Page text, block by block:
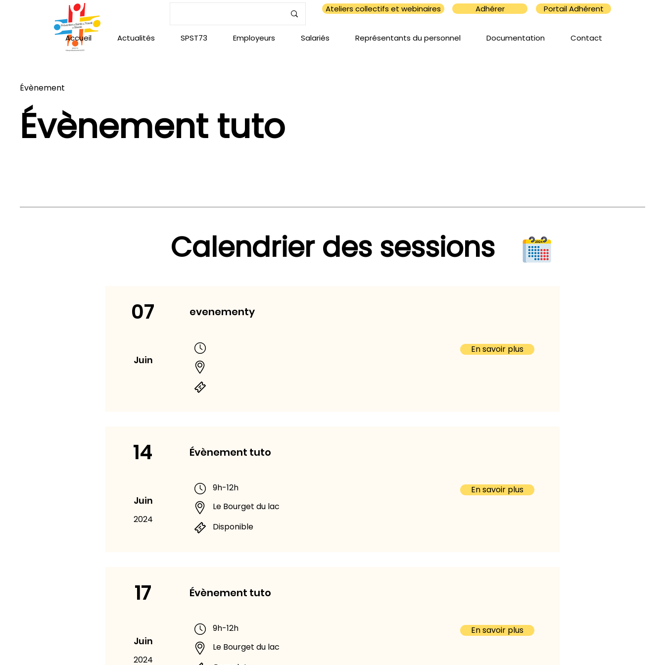
Ateliers collectifs et webinaires Adhérer Portail Adhérent
Accueil Actualités SPST73 Employeurs Salariés Représentants du personnel Documentation Contact
Évènement
Évènement tuto
Calendrier des sessions
07
Juin
evenementy
En savoir plus
14
Juin
2024
Évènement tuto
9h-12h
Le Bourget du lac
Disponible
En savoir plus
17
Juin
2024
Évènement tuto
9h-12h
Le Bourget du lac
En savoir plus